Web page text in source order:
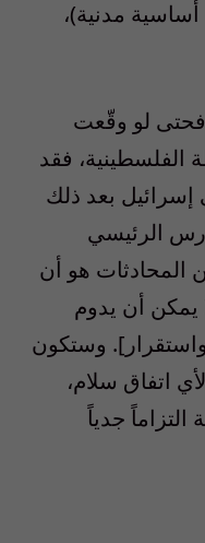
مدنية)،
فحتى لو وقّعت
الفلسطينية، فقد
بعد ذلك
الرئيسي
المحادثات هو أن
يمكن أن يدوم
وستكون
اتفاق سلام،
التزاماً جدياً